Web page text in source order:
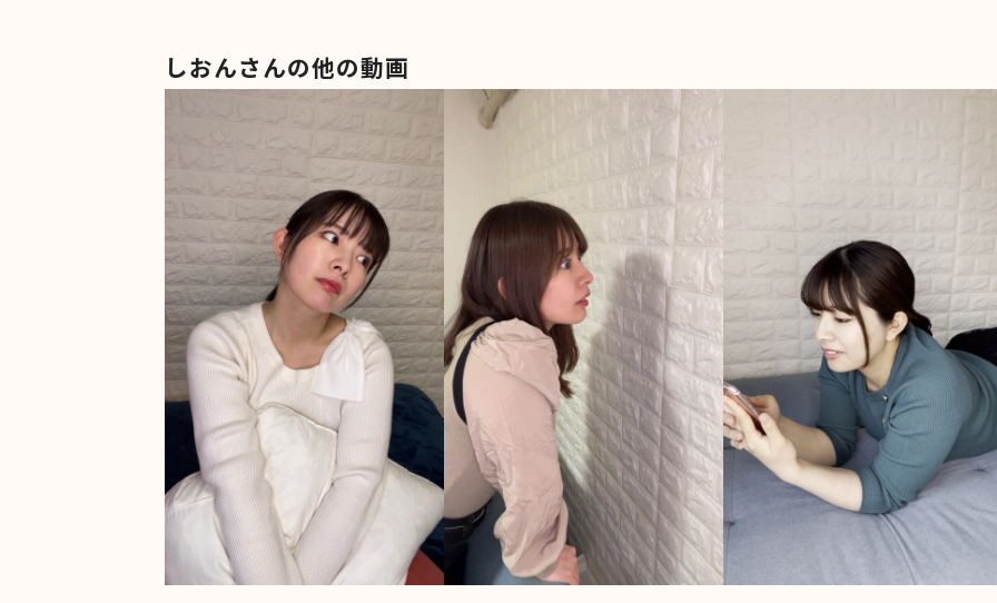
しおんさんの他の動画